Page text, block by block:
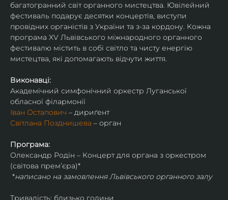
багатогранний світ органного мистецтва. Ювілейний
фестиваль подарує десятки концертів, виступи
провідних органістів з України та з-за кордону. Кожна
програма XV Львівського міжнародного органного
фестивалю містить в собі світло та чисту енергію
мистецтва, які допомагають відчути життя.
Виконавці:
Академічний симфонічний оркестр Луганської
обласної філармонії
Іван Остапович – дириґент
Світлана Позднишева – орган
Програма:
Олександр Родін – Концерт для органа з оркестром
(світова премʼєра)*
*написано на замовлення Львівського органного залу
Тривалість: близько години